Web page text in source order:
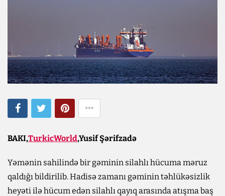
BAKI,TurkicWorld,Yusif Şərifzadə
Yəmənin sahilində bir gəminin silahlı hücuma məruz
qaldığı bildirilib. Hadisə zamanı gəminin təhlükəsizlik
heyəti ilə hücum edən silahlı qayıq arasında atışma baş